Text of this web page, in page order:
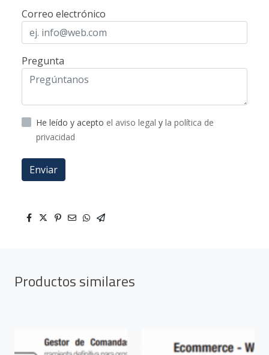
Correo electrónico
Pregunta
He leído y acepto el aviso legal y la política de
privacidad
Enviar
Productos similares